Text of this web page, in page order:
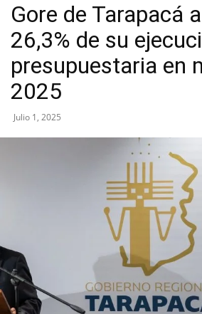
Gore de Tarapacá
26,3% de su
presupuestaria en
2025
Julio 1, 2025